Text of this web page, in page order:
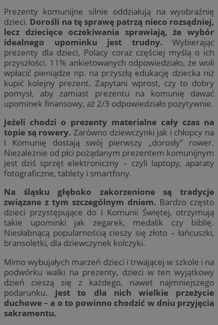
Prezenty komunijne silnie oddziałują na wyobraźnię
dzieci. Dorośli na tę sprawę patrzą nieco rozsądniej,
lecz dziecięce oczekiwania sprawiają, że wybór
idealnego upominku jest trudny. Wybierając
prezenty dla dzieci, Polacy coraz częściej myślą o ich
przyszłości. 11% ankietowanych odpowiedziało, że woli
wpłacić pieniądze np. na przyszłą edukację dziecka niż
kupić kolejny prezent. Zapytani wprost, czy to dobry
pomysł, aby zamiast prezentu na komunię dawać
upominek finansowy, aż 2/3 odpowiedziało pozytywnie.
Jeżeli chodzi o prezenty materialne cały czas na
topie są rowery. Zarówno dziewczynki jak i chłopcy na
I Komunię dostają swój pierwszy „dorosły” rower.
Niezależnie od płci pożądanym prezentem komunijnym
jest dziś sprzęt elektroniczny – czyli laptopy, aparaty
fotograficzne, tablety i smartfony.
Na śląsku głęboko zakorzenione są tradycje
związane z tym szczególnym dniem. Bardzo często
dzieci przystępujące do I Komunii Świętej, otrzymują
takie upominki jak zegarek, medalik czy biblię.
Niesłabnącą popularnością cieszy się złoto – łańcuszki,
bransoletki, dla dziewczynek kolczyki.
Mimo wybujałych marzeń dzieci i trwającej w szkole i na
podwórku walki na prezenty, dzieci w ten wyjątkowy
dzień cieszą się z każdego, nawet najmniejszego
podarunku. Jest to dla nich wielkie przeżycie
duchowe – a o to powinno chodzić w dniu przyjęcia
sakramentu.